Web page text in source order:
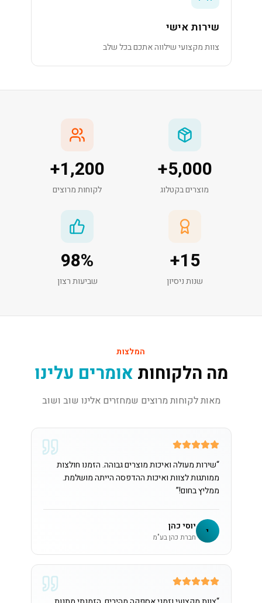
שירות אישי
צוות מקצועי שילווה אתכם בכל שלב
5,000
+
מוצרים בקטלוג
1,200
+
לקוחות מרוצים
15
+
שנות ניסיון
98%
שביעות רצון
המלצות
מה הלקוחות אומרים עלינו
מאות לקוחות מרוצים שמחזרים אלינו שוב ושוב
“שירות מעולה ואיכות מוצרים גבוהה. הזמנו חולצות
ממותגות לצוות ואיכות ההדפסה הייתה מושלמת.
ממליץ בחום!”
י יוסי כהן
חברת כהן בע"מ